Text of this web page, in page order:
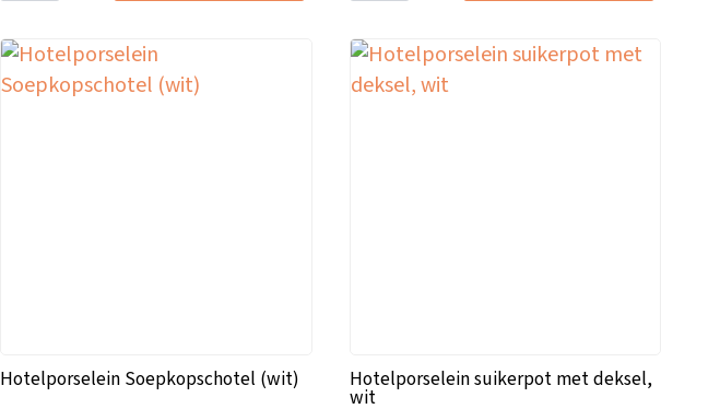
Hotelporselein Soepkopschotel (wit) Hotelporselein suikerpot met deksel,
wit